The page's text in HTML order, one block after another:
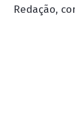
Redação,